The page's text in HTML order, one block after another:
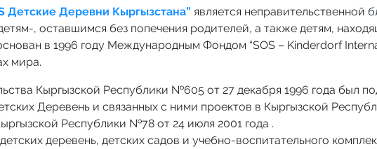
Детские Деревни Кыргызстана” является неправительственной
, оставшимся без попечения родителей, а также детям,
в 1996 году Международным Фондом “SOS – Kinderdorf
мира.
Кыргызской Республики №605 от 27 декабря 1996 года был
Деревень и связанных с ними проектов в Кыргызской
Республики №78 от 24 июля 2001 года .
деревень, детских садов и учебно-воспитательного